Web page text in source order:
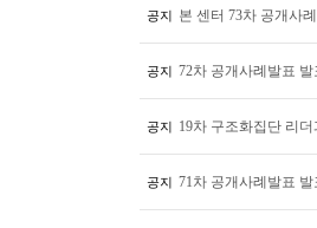
공지 본 센터 73차 공개사
공지 72차 공개사례발표
공지 19차 구조화집단 리
공지 71차 공개사례발표